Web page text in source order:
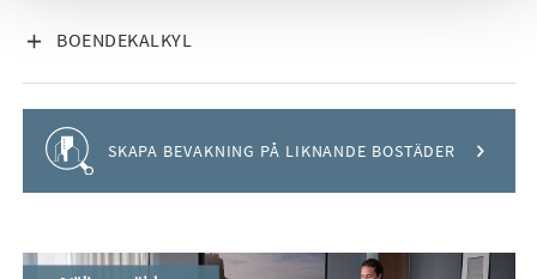
BOENDEKALKYL
VISA INNEHÅLL
Håll koll på detta objekt
SKAPA BEVAKNING PÅ LIKNANDE BOSTÄDER